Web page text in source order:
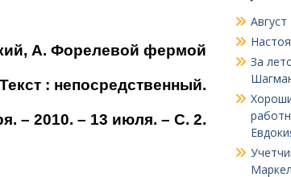
А. Форелевой фермой
: непосредственный.
– 2010. – 13 июля. – С. 2.
За